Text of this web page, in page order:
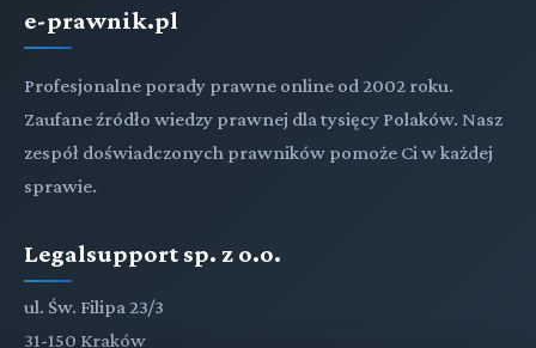
e-prawnik.pl
Profesjonalne porady prawne online od 2002 roku.
Zaufane źródło wiedzy prawnej dla tysięcy Polaków. Nasz
zespół doświadczonych prawników pomoże Ci w każdej
sprawie.
Legalsupport sp. z o.o.
ul. Św. Filipa 23/3
31-150 Kraków